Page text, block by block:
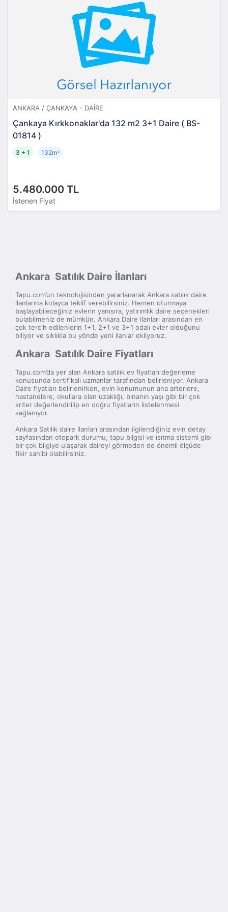
ANKARA / ÇANKAYA - DAIRE
Çankaya Kırkkonaklar'da 132 m2 3+1 Daire ( BS-
01814 )
5.480.000 TL
İstenen Fiyat
3 + 1 132m²
Ankara Satılık Daire İlanları
Tapu.com’un teknolojisinden yararlanarak Ankara satılık daire
ilanlarına kolayca teklif verebilirsiniz. Hemen oturmaya
başlayabileceğiniz evlerin yanısıra, yatırımlık daire seçenekleri
bulabilmeniz de mümkün. Ankara Daire ilanları arasından en
çok tercih edilenlerin 1+1, 2+1 ve 3+1 odalı evler olduğunu
biliyor ve sıklıkla bu yönde yeni ilanlar ekliyoruz.
Ankara Satılık Daire Fiyatları
Tapu.com’da yer alan Ankara satılık ev fiyatları değerleme
konusunda sertifikalı uzmanlar tarafından belirleniyor. Ankara
Daire fiyatları belirlenirken, evin konumunun ana arterlere,
hastanelere, okullara olan uzaklığı, binanın yaşı gibi bir çok
kriter değerlendirilip en doğru fiyatların listelenmesi
sağlanıyor.
Ankara Satılık daire ilanları arasından ilgilendiğiniz evin detay
sayfasından otopark durumu, tapu bilgisi ve ısıtma sistemi gibi
bir çok bilgiye ulaşarak daireyi görmeden de önemli ölçüde
fikir sahibi olabilirsiniz.